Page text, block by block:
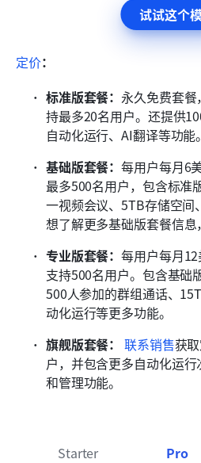
试试这个
定价：
标准版套餐： 永久免费套
持最多20名用户。还提供
自动化运行、AI翻译等功能。
基础版套餐：每用户每月6
最多500名用户，包含标准
一视频会议、5TB存储空间
想了解更多基础版套餐信息
专业版套餐：每用户每月
支持500名用户。包含基础
500人参加的群组通话、
动化运行等更多功能。
旗舰版套餐： 联系销售获
户，并包含更多自动化运
和管理功能。
Starter Pro